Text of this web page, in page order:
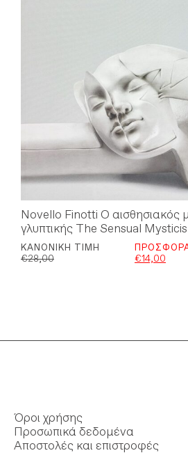
Novello Finotti Ο αισθησιακός
γλυπτικής The Sensual
ΚΑΝΟΝΙΚΉ ΤΙΜΉ
€28,00 €14,00
Όροι χρήσης
Προσωπικά δεδομένα
Αποστολές και επιστροφές